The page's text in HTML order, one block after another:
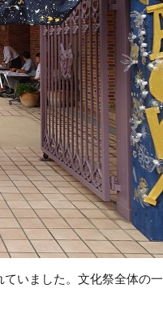
いました。文化祭全体の